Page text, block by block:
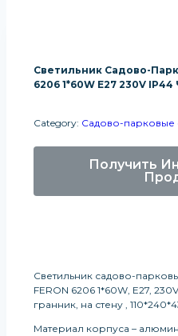
Светильник Садово-
6206 1*60W E27 230V IP44
Category: Садово-парковые
Получить
Светильник садово-
FERON 6206 1*60W, E27,
гранник, на стену ,
Материал корпуса –